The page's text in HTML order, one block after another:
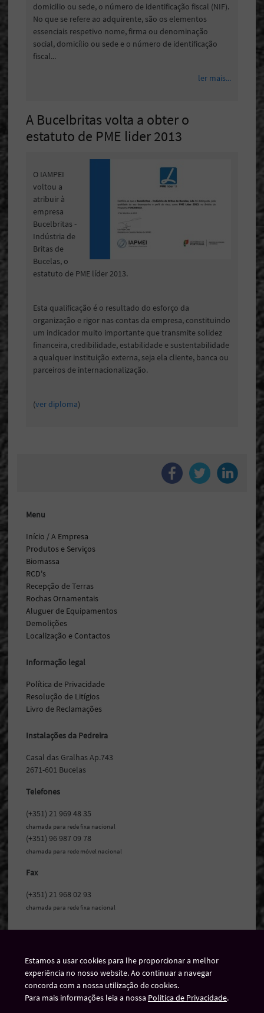
domicilio ou sede, o número de identificação fiscal (NIF).
No que se refere ao adquirente, são os elementos
essenciais respetivo nome, firma ou denominação
social, domicílio ou sede e o número de identificação
fiscal...
ler mais...
A Bucelbritas volta a obter o
estatuto de PME lider 2013
O IAMPEI
voltou a
atribuir à
empresa
Bucelbritas -
Indústria de
Britas de
Bucelas, o
estatuto de PME líder 2013.
Esta qualificação é o resultado do esforço da
organização e rigor nas contas da empresa, constituindo
um indicador muito importante que transmite solidez
financeira, credibilidade, estabilidade e sustentabilidade
a qualquer instituição externa, seja ela cliente, banca ou
parceiros de internacionalização.
(ver diploma)
Estamos a usar cookies para lhe proporcionar a melhor
experiência no nosso website. Ao continuar a navegar
concorda com a nossa utilização de cookies.
Para mais informações leia a nossa Politica de Privacidade.
Menu
Início / A Empresa
Produtos e Serviços
Biomassa
RCD's
Recepção de Terras
Rochas Ornamentais
Aluguer de Equipamentos
Demolições
Localização e Contactos
Informação legal
Política de Privacidade
Resolução de Litígios
Livro de Reclamações
Instalações da Pedreira
Casal das Gralhas Ap.743
2671-601 Bucelas
Telefones
(+351) 21 969 48 35
chamada para rede fixa nacional
(+351) 96 987 09 78
chamada para rede móvel nacional
Fax
(+351) 21 968 02 93
chamada para rede fixa nacional